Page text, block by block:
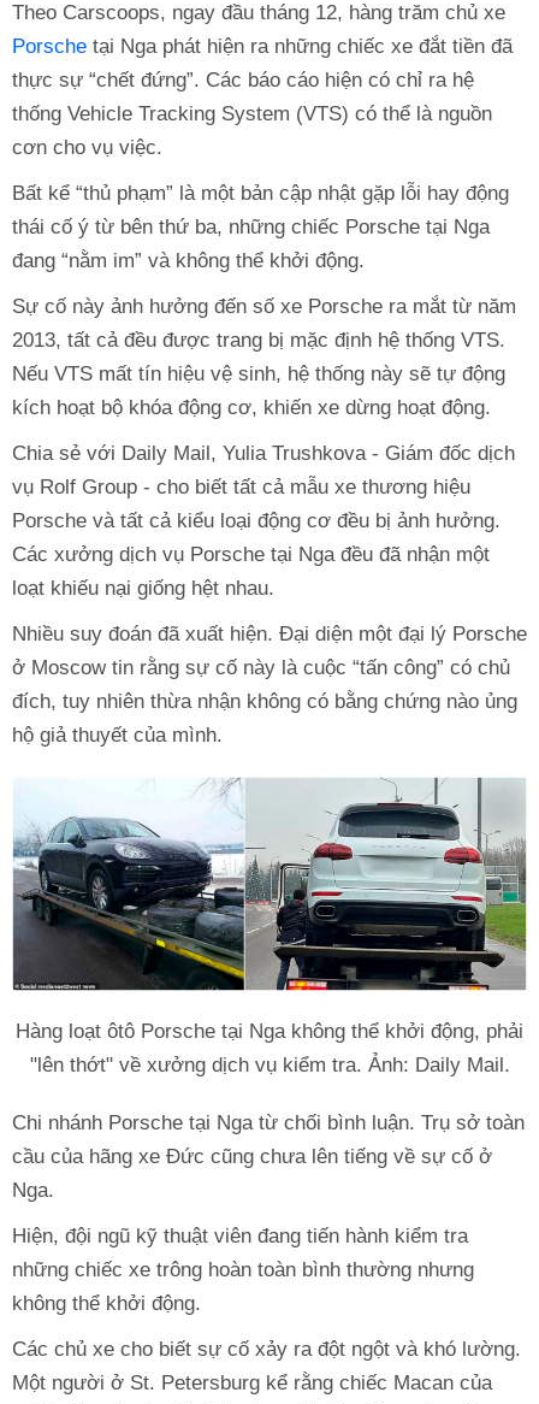
Theo Carscoops, ngay đầu tháng 12, hàng trăm chủ xe
Porsche tại Nga phát hiện ra những chiếc xe đắt tiền đã
thực sự “chết đứng”. Các báo cáo hiện có chỉ ra hệ
thống Vehicle Tracking System (VTS) có thể là nguồn
cơn cho vụ việc.
Bất kể “thủ phạm” là một bản cập nhật gặp lỗi hay động
thái cố ý từ bên thứ ba, những chiếc Porsche tại Nga
đang “nằm im” và không thể khởi động.
Sự cố này ảnh hưởng đến số xe Porsche ra mắt từ năm
2013, tất cả đều được trang bị mặc định hệ thống VTS.
Nếu VTS mất tín hiệu vệ sinh, hệ thống này sẽ tự động
kích hoạt bộ khóa động cơ, khiến xe dừng hoạt động.
Chia sẻ với Daily Mail, Yulia Trushkova - Giám đốc dịch
vụ Rolf Group - cho biết tất cả mẫu xe thương hiệu
Porsche và tất cả kiểu loại động cơ đều bị ảnh hưởng.
Các xưởng dịch vụ Porsche tại Nga đều đã nhận một
loạt khiếu nại giống hệt nhau.
Nhiều suy đoán đã xuất hiện. Đại diện một đại lý Porsche
ở Moscow tin rằng sự cố này là cuộc “tấn công” có chủ
đích, tuy nhiên thừa nhận không có bằng chứng nào ủng
hộ giả thuyết của mình.
Hàng loạt ôtô Porsche tại Nga không thể khởi động, phải
"lên thớt" về xưởng dịch vụ kiểm tra. Ảnh: Daily Mail.
Chi nhánh Porsche tại Nga từ chối bình luận. Trụ sở toàn
cầu của hãng xe Đức cũng chưa lên tiếng về sự cố ở
Nga.
Hiện, đội ngũ kỹ thuật viên đang tiến hành kiểm tra
những chiếc xe trông hoàn toàn bình thường nhưng
không thể khởi động.
Các chủ xe cho biết sự cố xảy ra đột ngột và khó lường.
Một người ở St. Petersburg kể rằng chiếc Macan của